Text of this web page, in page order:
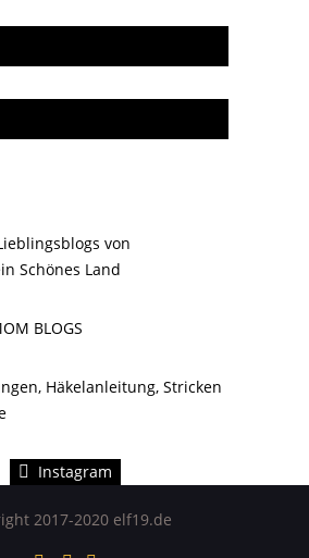
Instagram
200 zurückgegeben.
2017-2020 elf19.de